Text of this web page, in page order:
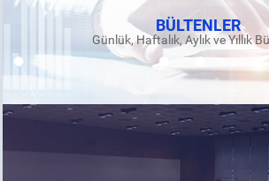
BÜLTENLER
Günlük, Haftalık, Aylık ve Yıllık